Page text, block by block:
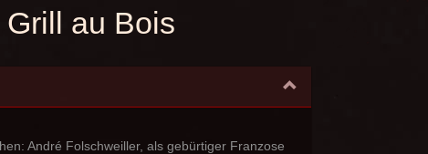
au Bois
André Folschweiller, als gebürtiger Franzose